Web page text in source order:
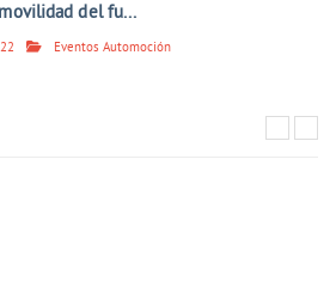
del fu...
Eventos Automoción